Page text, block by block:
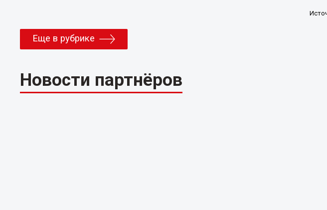
Еще в рубрике
Новости партнёров